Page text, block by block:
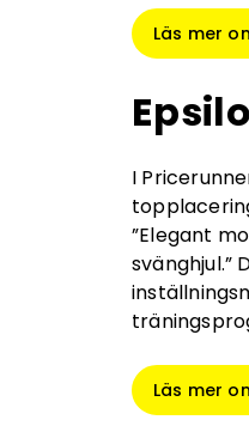
Läs mer
I
”Elegant
svänghjul.”
Läs mer